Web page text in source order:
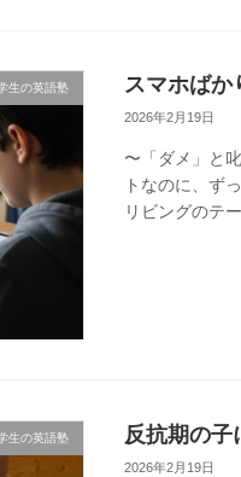
生の英語塾 スマホばか
2026年2月19日
〜「ダメ」と
トなのに、ず
リビングのテ
生の英語塾 反抗期の子
2026年2月19日